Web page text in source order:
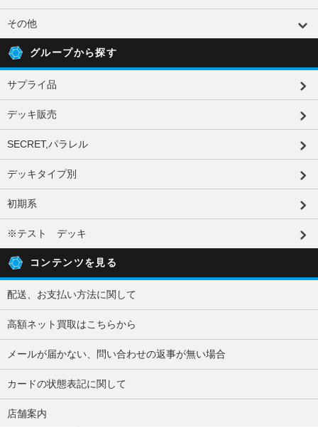
その他
グループから探す
サプライ品
デッキ販売
SECRET,パラレル
デッキタイプ別
初期系
※テスト デッキ
コンテンツを見る
配送、お支払い方法に関して
高額ネット買取はこちらから
メールが届かない、問い合わせの返事が無い場合
カードの状態表記に関して
店舗案内